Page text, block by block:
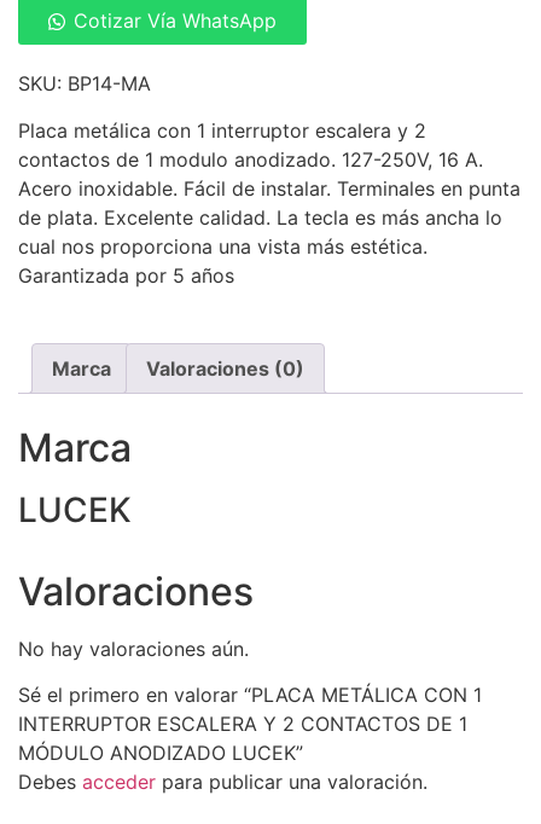
Cotizar Vía WhatsApp
SKU: BP14-MA
Placa metálica con 1 interruptor escalera y 2
contactos de 1 modulo anodizado. 127-250V, 16 A.
Acero inoxidable. Fácil de instalar. Terminales en punta
de plata. Excelente calidad. La tecla es más ancha lo
cual nos proporciona una vista más estética.
Garantizada por 5 años
Marca Valoraciones (0)
Marca
LUCEK
Valoraciones
No hay valoraciones aún.
Sé el primero en valorar “PLACA METÁLICA CON 1
INTERRUPTOR ESCALERA Y 2 CONTACTOS DE 1
MÓDULO ANODIZADO LUCEK”
Debes acceder para publicar una valoración.